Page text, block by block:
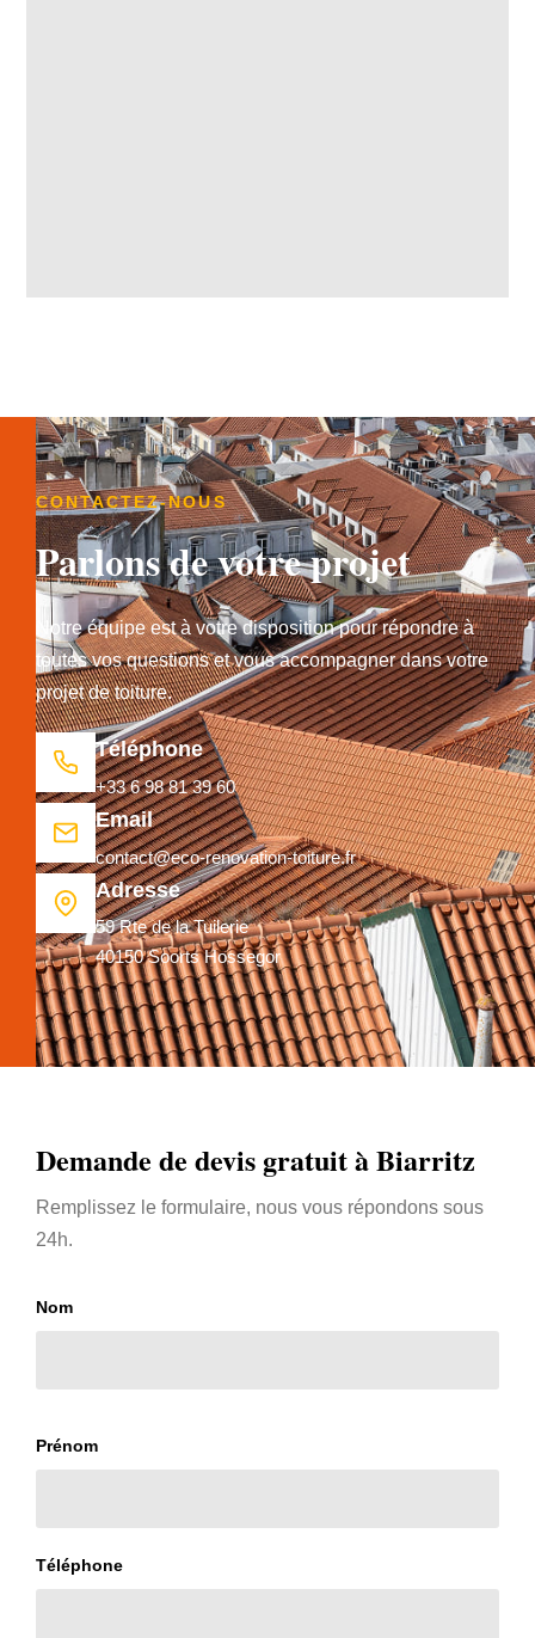
CONTACTEZ-NOUS
Parlons de votre projet
Notre équipe est à votre disposition pour répondre à
toutes vos questions et vous accompagner dans votre
projet de toiture.
Téléphone
+33 6 98 81 39 60
Email
contact@eco-renovation-toiture.fr
Adresse
59 Rte de la Tuilerie
40150 Soorts Hossegor
Demande de devis gratuit à Biarritz
Remplissez le formulaire, nous vous répondons sous
24h.
Nom
Prénom
Téléphone